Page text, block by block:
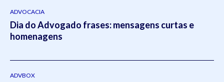
ADVOCACIA
Dia do Advogado frases: mensagens curtas e
homenagens
ADVBOX